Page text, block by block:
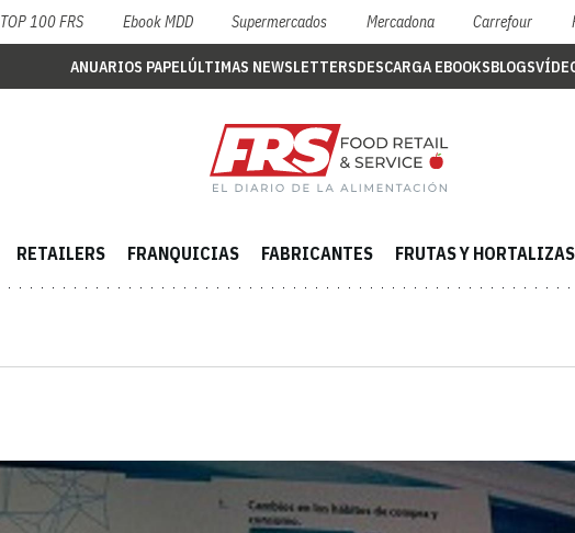
TOP 100 FRS Ebook MDD Supermercados Mercadona Carrefour
ANUARIOS PAPELÚLTIMAS NEWSLETTERSDESCARGA EBOOKSBLOGS
RETAILERS FRANQUICIAS FABRICANTES FRUTAS Y HORTALIZAS